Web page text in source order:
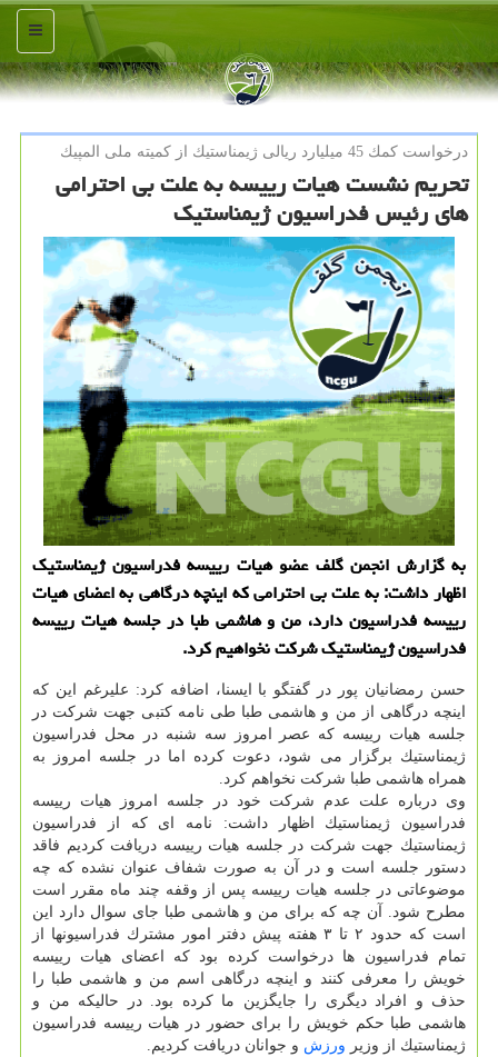
منو
درخواست كمك 45 میلیارد ریالی ژیمناستیك از كمیته ملی المپیك
تحریم نشست هیات رییسه به علت بی احترامی
های رئیس فدراسیون ژیمناستیك
به گزارش انجمن گلف عضو هیات رییسه فدراسیون ژیمناستیك
اظهار داشت: به علت بی احترامی كه اینچه درگاهی به اعضای هیات
رییسه فدراسیون دارد، من و هاشمی طبا در جلسه هیات رییسه
فدراسیون ژیمناستیك شركت نخواهیم كرد.
حسن رمضانیان پور در گفتگو با ایسنا، اضافه كرد: علیرغم این كه
اینچه درگاهی از من و هاشمی طبا طی نامه كتبی جهت شركت در
جلسه هیات رییسه كه عصر امروز سه شنبه در محل فدراسیون
ژیمناستیك برگزار می شود، دعوت كرده اما در جلسه امروز به
همراه هاشمی طبا شركت نخواهم كرد.
وی درباره علت عدم شركت خود در جلسه امروز هیات رییسه
فدراسیون ژیمناستیك اظهار داشت: نامه ای كه از فدراسیون
ژیمناستیك جهت شركت در جلسه هیات رییسه دریافت كردیم فاقد
دستور جلسه است و در آن به صورت شفاف عنوان نشده كه چه
موضوعاتی در جلسه هیات رییسه پس از وقفه چند ماه مقرر است
مطرح شود. آن چه كه برای من و هاشمی طبا جای سوال دارد این
است كه حدود ۲ تا ۳ هفته پیش دفتر امور مشترك فدراسیونها از
تمام فدراسیون ها درخواست كرده بود كه اعضای هیات رییسه
خویش را معرفی كنند و اینچه درگاهی اسم من و هاشمی طبا را
حذف و افراد دیگری را جایگزین ما كرده بود. در حالیكه من و
هاشمی طبا حكم خویش را برای حضور در هیات رییسه فدراسیون
ژیمناستیك از وزیر ورزش و جوانان دریافت كردیم.